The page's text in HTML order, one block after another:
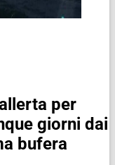
per
giorni dai
bufera